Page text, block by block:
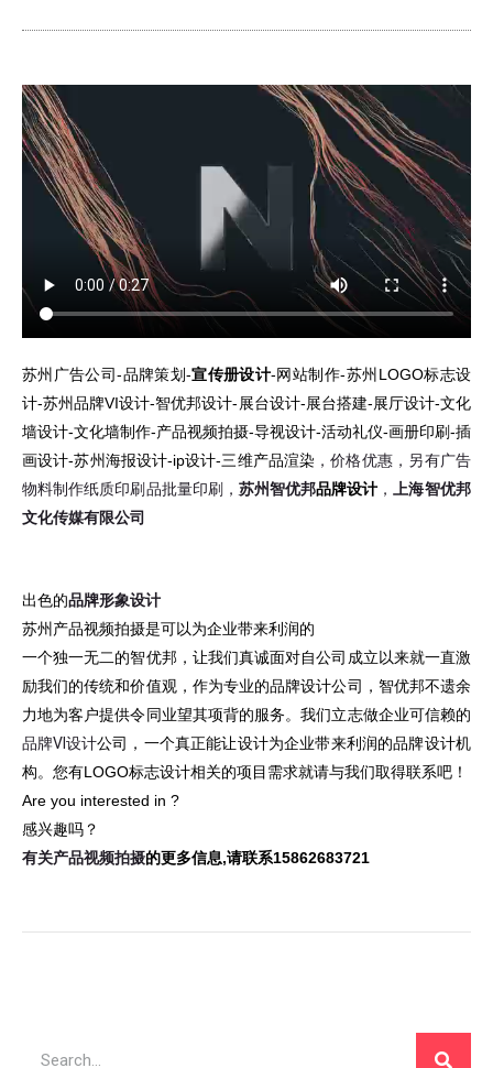
苏州广告公司-品牌策划-宣传册设计-网站制作-苏州LOGO标志设
计-苏州品牌VI设计-智优邦设计-展台设计-展台搭建-展厅设计-文化
墙设计-文化墙制作-产品视频拍摄-导视设计-活动礼仪-画册印刷-插
画设计-苏州海报设计-ip设计-三维产品渲染 ，价格优惠，另有广告
物料制作纸质印刷品批量印刷， 苏州智优邦品牌设计 ，
上海智优邦
文化传媒有限公司
出色的品牌形象设计
苏州产品视频拍摄是可以为企业带来利润的
一个独一无二的智优邦，让我们真诚面对自公司成立以来就一直激
励我们的传统和价值观，作为专业的品牌设计公司，智优邦不遗余
力地为客户提供令同业望其项背的服务。我们立志做企业可信赖的
品牌VI设计公司，一个真正能让设计为企业带来利润的品牌设计机
构。您有LOGO标志设计相关的项目需求就请与我们取得联系吧！
Are you interested in ?
感兴趣吗？
有关产品视频拍摄的更多信息,请联系15862683721